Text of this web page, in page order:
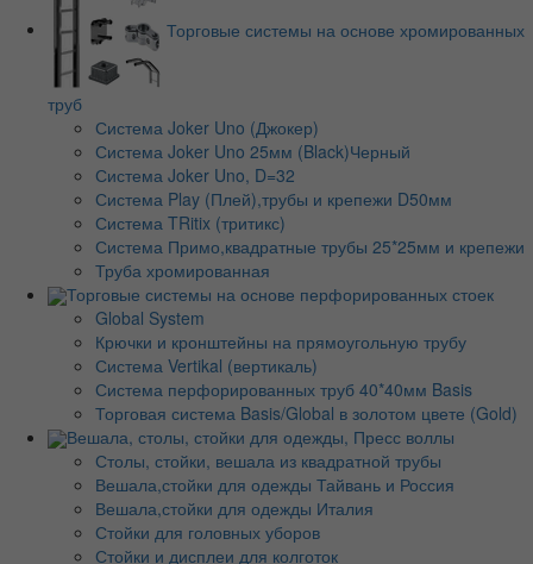
Торговые системы на основе хромированных
труб
Система Joker Uno (Джокер)
Система Joker Uno 25мм (Black)Черный
Система Joker Uno, D=32
Система Play (Плей),трубы и крепежи D50мм
Система TRitix (тритикс)
Система Примо,квадратные трубы 25*25мм и крепежи
Труба хромированная
Торговые системы на основе перфорированных стоек
Global System
Крючки и кронштейны на прямоугольную трубу
Система Vertikal (вертикаль)
Система перфорированных труб 40*40мм Basis
Торговая система Basis/Global в золотом цвете (Gold)
Вешала, столы, стойки для одежды, Пресс воллы
Столы, стойки, вешала из квадратной трубы
Вешала,стойки для одежды Тайвань и Россия
Вешала,стойки для одежды Италия
Стойки для головных уборов
Стойки и дисплеи для колготок